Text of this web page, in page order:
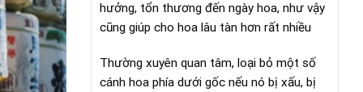
hưởng, tổn thương đến ngày hoa, như vậy
cũng giúp cho hoa lâu tàn hơn rất nhiều
Thường xuyên quan tâm, loại bỏ một số
cánh hoa phía dưới gốc nếu nó bị xấu, bị